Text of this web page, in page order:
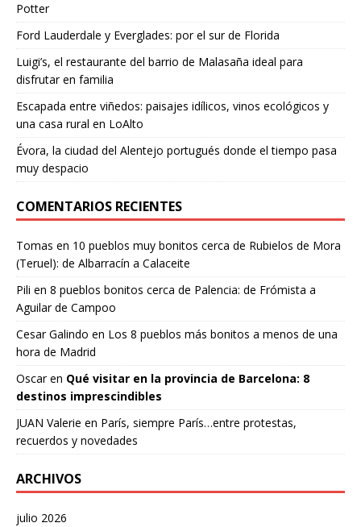
Potter
Ford Lauderdale y Everglades: por el sur de Florida
Luigi’s, el restaurante del barrio de Malasaña ideal para
disfrutar en familia
Escapada entre viñedos: paisajes idílicos, vinos ecológicos y
una casa rural en LoAlto
Évora, la ciudad del Alentejo portugués donde el tiempo pasa
muy despacio
COMENTARIOS RECIENTES
Tomas en 10 pueblos muy bonitos cerca de Rubielos de Mora
(Teruel): de Albarracín a Calaceite
Pili en 8 pueblos bonitos cerca de Palencia: de Frómista a
Aguilar de Campoo
Cesar Galindo en Los 8 pueblos más bonitos a menos de una
hora de Madrid
Oscaren Qué visitar en la provincia de Barcelona: 8
destinos imprescindibles
JUAN Valerie en París, siempre París…entre protestas,
recuerdos y novedades
ARCHIVOS
julio 2026